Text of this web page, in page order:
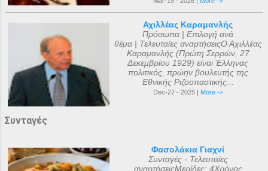
Αχιλλέας Καραμανλής
Πρόσωπα | Επιλογή ανά
θέμα | Τελευταίες αναρτήσειςΟ Αχιλλέας
Καραμανλής (Πρώτη Σερρών, 27
Δεκεμβρίου 1929) είναι Έλληνας
πολιτικός, πρώην βουλευτής της
Εθνικής Ριζοσπαστικής...
Dec-27 - 2025 | More ->
Συνταγές
Φασολάκια Γιαχνί
Συνταγές - Τελευταίες
αναρτήσειςΜερίδες: 4Χρόνος